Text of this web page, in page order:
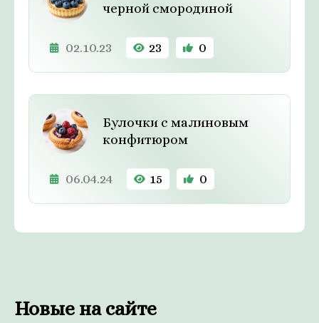
черной смородиной
02.10.23 23 0
Булочки с малиновым
конфитюром
06.04.24 15 0
Новые на сайте